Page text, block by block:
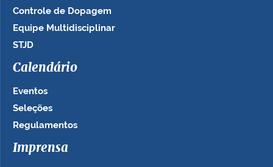
Controle de Dopagem
Equipe Multidisciplinar
STJD
Calendário
Eventos
Seleções
Regulamentos
Imprensa